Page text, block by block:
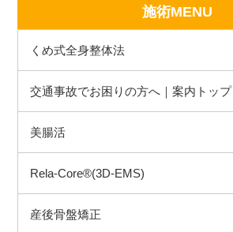
施術MENU
くめ式全身整体法
交通事故でお困りの方へ｜案内トップ
美腸活
Rela-Core®(3D-EMS)
産後骨盤矯正